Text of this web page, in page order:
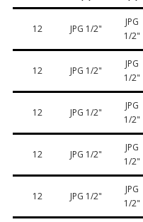
12 JPG 1/2"
JPG
1/2"
12 JPG 1/2"
JPG
1/2"
12 JPG 1/2"
JPG
1/2"
12 JPG 1/2"
JPG
1/2"
12 JPG 1/2"
JPG
1/2"